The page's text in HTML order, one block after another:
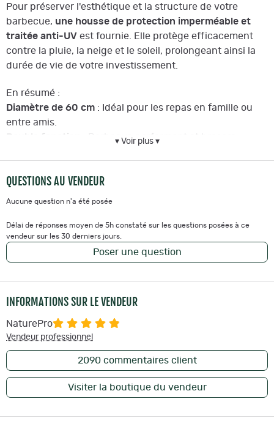
Pour préserver l'esthétique et la structure de votre
barbecue, une housse de protection imperméable et
traitée anti-UV est fournie. Elle protège efficacement
contre la pluie, la neige et le soleil, prolongeant ainsi la
durée de vie de votre investissement.
En résumé :
Diamètre de 60 cm : Idéal pour les repas en famille ou
entre amis.
Double fonction
: Barbecue performant et brasero
Inox.
étanche.
▾ Voir plus ▾
QUESTIONS AU VENDEUR
Aucune question n'a été posée
Délai de réponses moyen de 5h constaté sur les questions posées à ce
vendeur sur les 30 derniers jours.
Poser une question
INFORMATIONS SUR LE VENDEUR
NaturePro
Vendeur professionnel
2090commentaires client
Visiter la boutique du vendeur